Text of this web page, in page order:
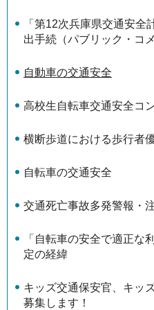
「第12次兵庫県交通安全
出手続（パブリック・コ
自動車の交通安全
高校生自転車交通安全コ
横断歩道における歩行者
自転車の交通安全
交通死亡事故多発警報・
「自転車の安全で適正な
定の経緯
キッズ交通保安官、キッ
募集します！